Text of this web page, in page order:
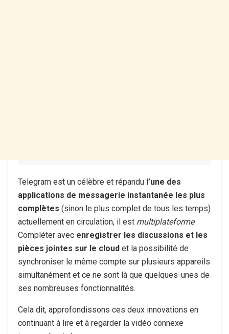
Telegram est un célèbre et répandu l’une des
applications de messagerie instantanée les plus
complètes (sinon le plus complet de tous les temps)
actuellement en circulation, il est multiplateforme
Compléter avec enregistrer les discussions et les
pièces jointes sur le cloud et la possibilité de
synchroniser le même compte sur plusieurs appareils
simultanément et ce ne sont là que quelques-unes de
ses nombreuses fonctionnalités.
Cela dit, approfondissons ces deux innovations en
continuant à lire et à regarder la vidéo connexe